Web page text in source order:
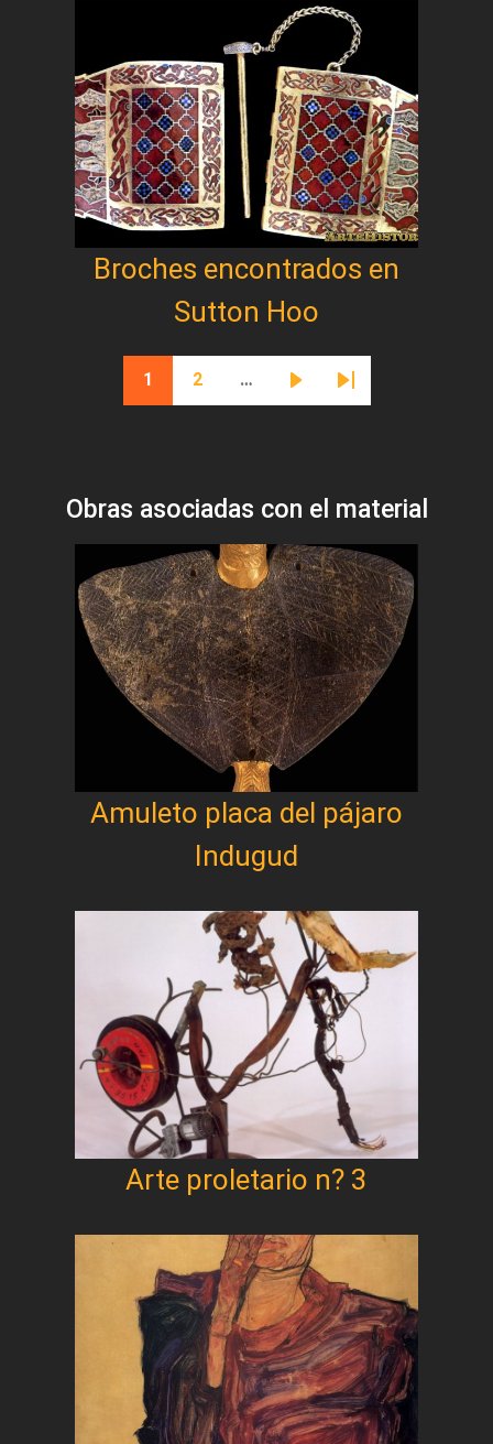
Broches encontrados en
Sutton Hoo
Paginación
Página actual
1
Página
2 …
Siguiente página
Última página
Obras asociadas con el material
Amuleto placa del pájaro
Indugud
Arte proletario n? 3